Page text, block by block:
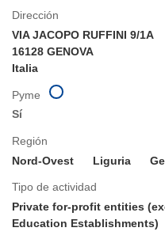
Dirección
VIA JACOPO RUFFINI 9/1A
16128 GENOVA
Italia
Pyme
Sí
Región
Nord-Ovest
Liguria
Tipo de actividad
Private for-profit entities
Education Establishments)